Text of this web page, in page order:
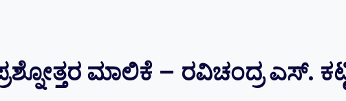
ಮಾಲಿಕೆ – ರವಿಚಂದ್ರ ಎಸ್.